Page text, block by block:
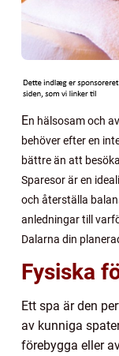
En hälsosam och
behöver efter en
bättre än att
Sparesor är en
och återställa
anledningar till
Dalarna din
Fysiska
Ett spa är den
av kunniga
förebygga eller